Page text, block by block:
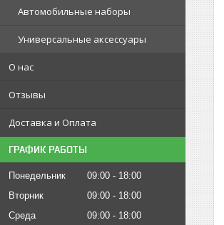
Автомобильные наборы
Универсальные аксессуары
О нас
Отзывы
Доставка и Оплата
ГРАФИК РАБОТЫ
Понедельник 09:00
18:00
Вторник
09:00
18:00
Среда
09:00
18:00